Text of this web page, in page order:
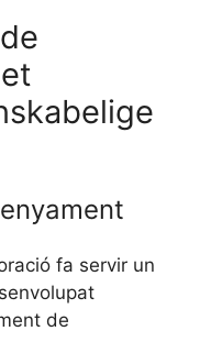
fa servir un
de